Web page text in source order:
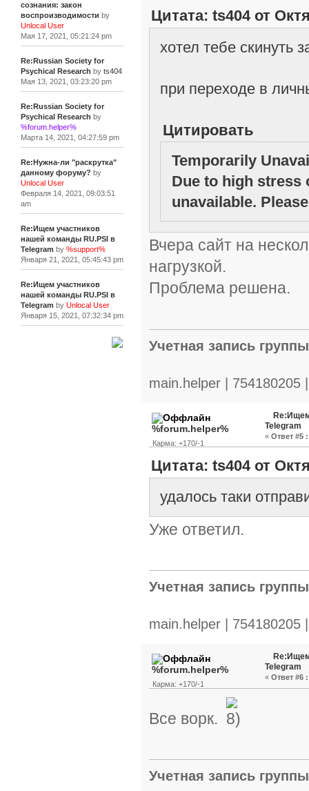
сознания: закон
воспроизводимости by
Unlocal User
Мая 17, 2021, 05:21:24 pm
Re:Russian Society for
Psychical Research by ts404
Мая 13, 2021, 03:23:20 pm
Re:Russian Society for
Psychical Research by
%forum.helper%
Марта 14, 2021, 04:27:59 pm
Re:Нужна-ли "раскрутка"
данному форуму? by
Unlocal User
Февраля 14, 2021, 09:03:51
am
Re:Ищем участников
нашей команды RU.PSI в
Telegram by %support%
Января 21, 2021, 05:45:43 pm
Re:Ищем участников
нашей команды RU.PSI в
Telegram by Unlocal User
Января 15, 2021, 07:32:34 pm
Цитата: ts404 от
хотел тебе скинуть
при переходе в
Цитировать
Temporarily
Due to high stress
unavailable.
Вчера сайт на
нагрузкой.
Проблема решена.
Учетная запись
main.helper |
%forum.helper%
Карма: +170/-1
Telegram
« Ответ #5 :
Цитата: ts404 от
удалось таки
Уже ответил.
Учетная запись
main.helper |
%forum.helper%
Карма: +170/-1
Telegram
« Ответ #6 :
Все ворк.
Учетная запись